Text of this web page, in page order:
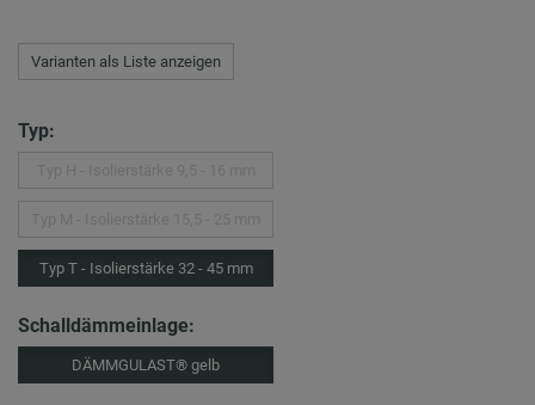
Varianten als Liste anzeigen
Typ:
Typ T - Isolierstärke 32 - 45 mm
Schalldämmeinlage:
DÄMMGULAST® gelb